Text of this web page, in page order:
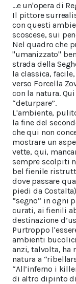
...e un'opera di
Il pittore
con questi
scoscese, sui
Nel quadro che
"umanizzato"
strada della
la classica,
verso Forcella
con la natura.
“deturpare”.
L'ambiente,
la fine del
che qui non
mostrare un
vette, qui,
sempre scolpiti
bel fienile
dove passare
piedi da
“segno” in ogni
curati, ai fienili
destinazione
Purtroppo
ambienti
anzi, talvolta, ha
natura a
“All’inferno i
di altro dipinto